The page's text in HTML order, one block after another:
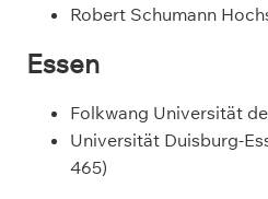
Robert Schumann
Essen
Folkwang Universität
Universität Duisburg-
465)